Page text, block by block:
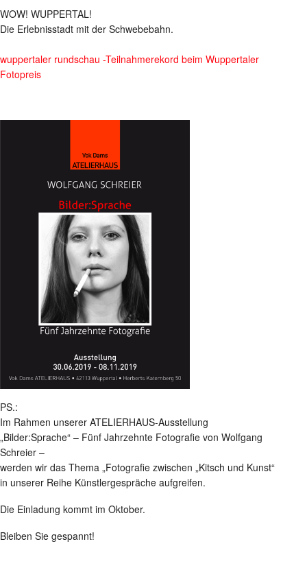
WOW! WUPPERTAL!
Die Erlebnisstadt mit der Schwebebahn.
wuppertaler rundschau -Teilnahmerekord beim Wuppertaler
Fotopreis
PS.:
Im Rahmen unserer ATELIERHAUS-Ausstellung
„Bilder:Sprache“ – Fünf Jahrzehnte Fotografie von Wolfgang
Schreier –
werden wir das Thema „Fotografie zwischen „Kitsch und Kunst“
in unserer Reihe Künstlergespräche aufgreifen.
Die Einladung kommt im Oktober.
Bleiben Sie gespannt!